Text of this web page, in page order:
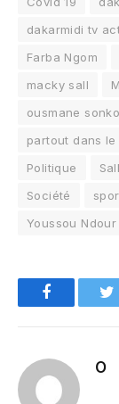
dakarmidi tv
Farba Ngom
macky sall
ousmane sonko
partout dans le
Politique
Sall
Société
Youssou Ndour
Facebook
O